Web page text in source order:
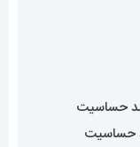
حساسیت
حساسیت